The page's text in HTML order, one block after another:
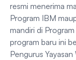
resmi menerima
Program IBM
mandiri di
program baru ini
Pengurus